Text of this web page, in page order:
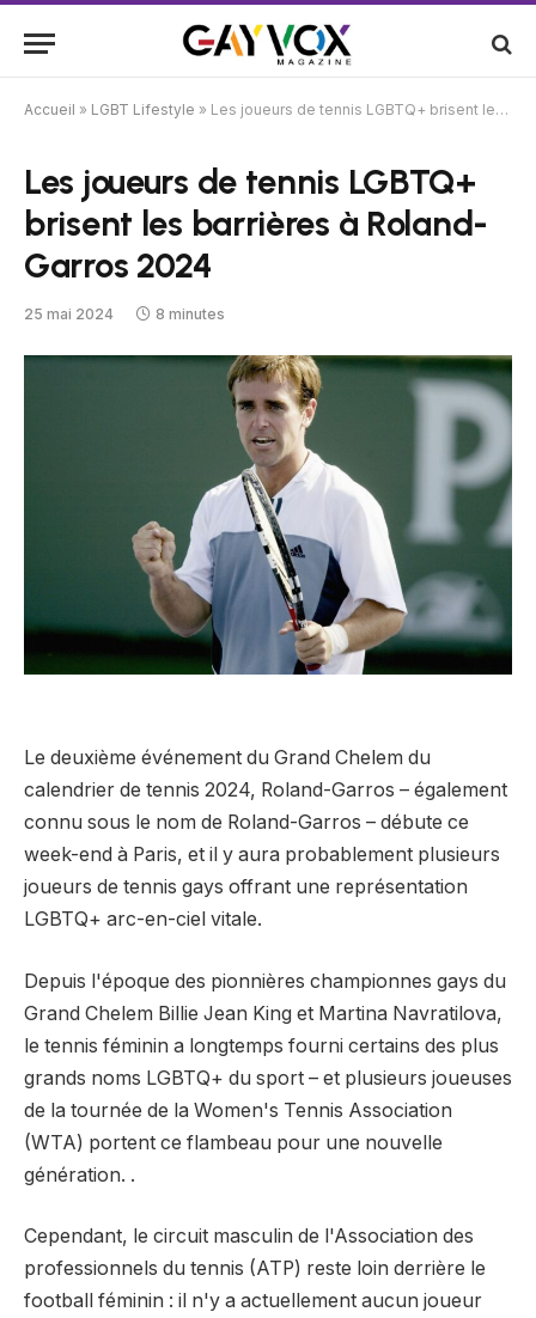
Accueil » LGBT Lifestyle » Les joueurs de tennis LGBTQ+ brisent les barrières à Roland-Garros 2024
Les joueurs de tennis LGBTQ+
brisent les barrières à Roland-
Garros 2024
25 mai 2024 8 minutes
Le deuxième événement du Grand Chelem du
calendrier de tennis 2024, Roland-Garros – également
connu sous le nom de Roland-Garros – débute ce
week-end à Paris, et il y aura probablement plusieurs
joueurs de tennis gays offrant une représentation
LGBTQ+ arc-en-ciel vitale.
Depuis l'époque des pionnières championnes gays du
Grand Chelem Billie Jean King et Martina Navratilova,
le tennis féminin a longtemps fourni certains des plus
grands noms LGBTQ+ du sport – et plusieurs joueuses
de la tournée de la Women's Tennis Association
(WTA) portent ce flambeau pour une nouvelle
génération. .
Cependant, le circuit masculin de l'Association des
professionnels du tennis (ATP) reste loin derrière le
football féminin : il n'y a actuellement aucun joueur